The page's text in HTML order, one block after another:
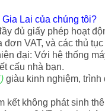
Lai của chúng tôi?
đủ giấy phép hoạt
VAT, và các thủ
đại: Với hệ thống
cấu nhà bạn.
giàu kinh nghiệm,
kết không phát sinh